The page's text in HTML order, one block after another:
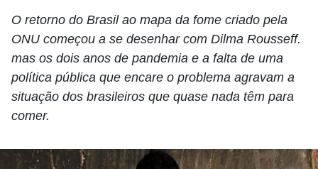
O retorno do Brasil ao mapa da fome criado pela
ONU começou a se desenhar com Dilma Rousseff.
mas os dois anos de pandemia e a falta de uma
política pública que encare o problema agravam a
situação dos brasileiros que quase nada têm para
comer.